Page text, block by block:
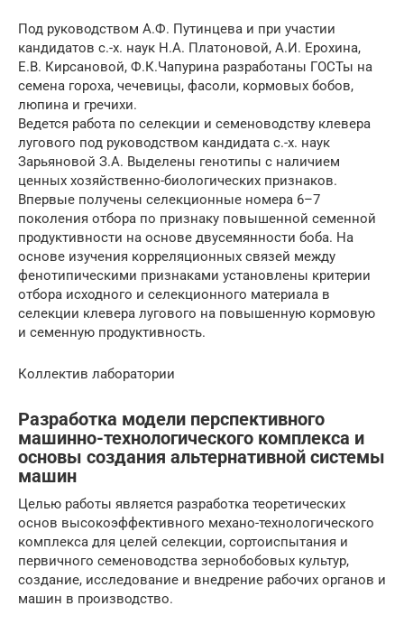
Под руководством А.Ф. Путинцева и при участии
кандидатов с.-х. наук Н.А. Платоновой, А.И. Ерохина,
Е.В. Кирсановой, Ф.К.Чапурина разработаны ГОСТы на
семена гороха, чечевицы, фасоли, кормовых бобов,
люпина и гречихи.
Ведется работа по селекции и семеноводству клевера
лугового под руководством кандидата с.-х. наук
Зарьяновой З.А. Выделены генотипы с наличием
ценных хозяйственно-биологических признаков.
Впервые получены селекционные номера 6–7
поколения отбора по признаку повышенной семенной
продуктивности на основе двусемянности боба. На
основе изучения корреляционных связей между
фенотипическими признаками установлены критерии
отбора исходного и селекционного материала в
селекции клевера лугового на повышенную кормовую
и семенную продуктивность.
Коллектив лаборатории
Разработка модели перспективного
машинно-технологического комплекса и
основы создания альтернативной системы
машин
Целью работы является разработка теоретических
основ высокоэффективного механо-технологического
комплекса для целей селекции, сортоиспытания и
первичного семеноводства зернобобовых культур,
создание, исследование и внедрение рабочих органов и
машин в производство.